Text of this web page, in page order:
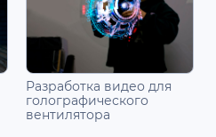
Разработка видео для
голографического
вентилятора